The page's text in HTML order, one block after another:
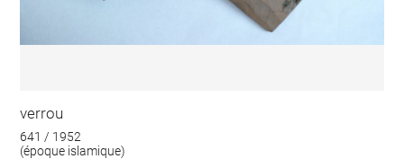
verrou
641 / 1952
(époque islamique)